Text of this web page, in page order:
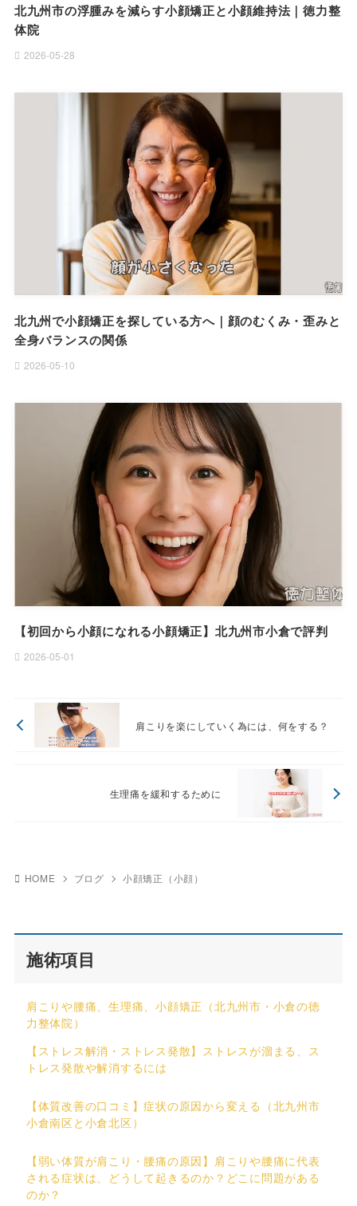
北九州市の浮腫みを減らす小顔矯正と小顔維持法｜徳力整
体院
2026-05-28
北九州で小顔矯正を探している方へ｜顔のむくみ・歪みと
全身バランスの関係
2026-05-10
【初回から小顔になれる小顔矯正】北九州市小倉で評判
2026-05-01
肩こりを楽にしていく為には、何をする？
生理痛を緩和するために
HOME ブログ 小顔矯正（小顔）
施術項目
肩こりや腰痛、生理痛、小顔矯正（北九州市・小倉の徳
力整体院）
【ストレス解消・ストレス発散】ストレスが溜まる、ス
トレス発散や解消するには
【体質改善の口コミ】症状の原因から変える（北九州市
小倉南区と小倉北区）
【弱い体質が肩こり・腰痛の原因】肩こりや腰痛に代表
される症状は、どうして起きるのか？どこに問題がある
のか？